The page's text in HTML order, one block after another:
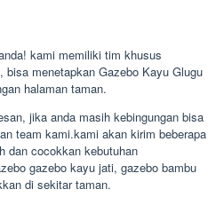
kami memiliki tim khusus
menetapkan Gazebo Kayu Glugu
halaman taman.
jika anda masih kebingungan bisa
team kami.kami akan kirim beberapa
dan cocokkan kebutuhan
gazebo kayu jati, gazebo bambu
di sekitar taman.